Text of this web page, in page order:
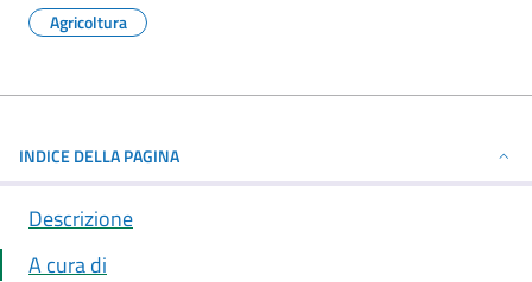
Agricoltura
INDICE DELLA PAGINA
Descrizione
A cura di